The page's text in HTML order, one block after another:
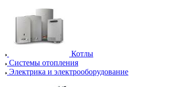
Котлы
Системы отопления
Электрика и электрооборудование